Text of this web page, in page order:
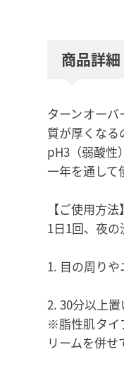
商品詳細
ターンオー
質が厚くなる
pH3（弱酸性
一年を通して
【ご使用方法】
1日1回、夜の
目の周り
30分以上
※脂性肌タイ
リームを併